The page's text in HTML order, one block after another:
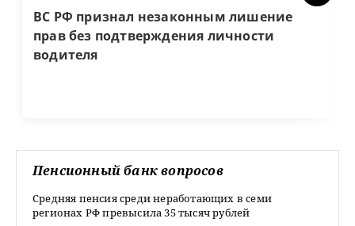
ВС РФ признал незаконным лишение
прав без подтверждения личности
водителя
Пенсионный банк вопросов
Средняя пенсия среди неработающих в семи
регионах РФ превысила 35 тысяч рублей